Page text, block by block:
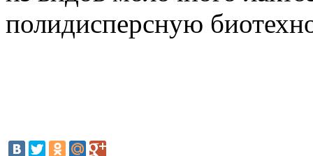
полидисперсную